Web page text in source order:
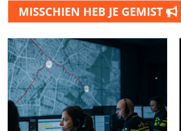
MISSCHIEN HEB JE GEMIST